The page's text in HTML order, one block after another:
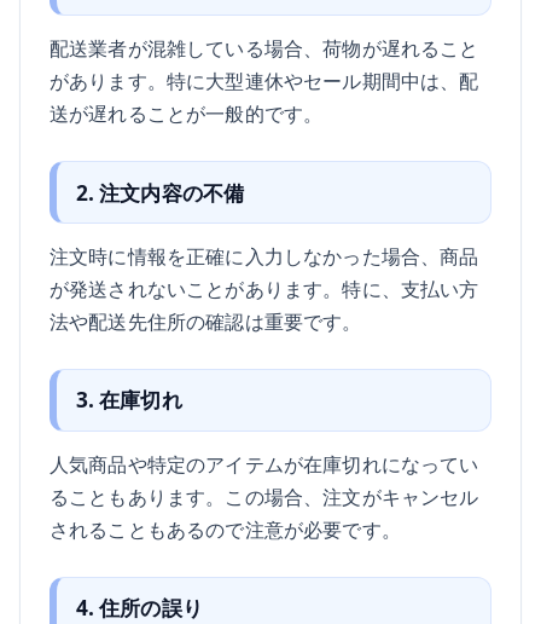
配送業者が混雑している場合、荷物が遅れること
があります。特に大型連休やセール期間中は、配
送が遅れることが一般的です。
2. 注文内容の不備
注文時に情報を正確に入力しなかった場合、商品
が発送されないことがあります。特に、支払い方
法や配送先住所の確認は重要です。
3. 在庫切れ
人気商品や特定のアイテムが在庫切れになってい
ることもあります。この場合、注文がキャンセル
されることもあるので注意が必要です。
4. 住所の誤り